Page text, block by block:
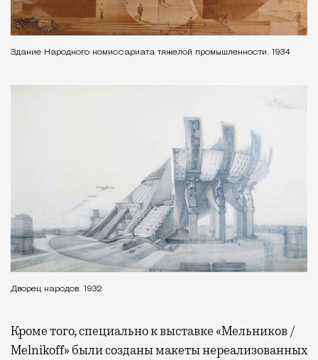
Здание Народного комиссариата тяжелой промышленности. 1934
Дворец народов. 1932
Кроме того, специально к выставке «Мельников /
Melnikoff» были созданы макеты нереализованных